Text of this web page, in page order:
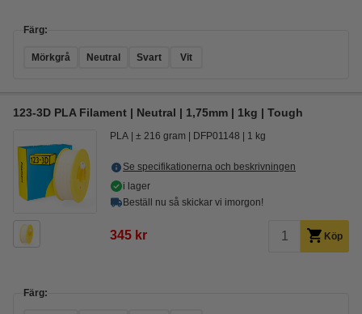
Färg:
Mörkgrå Neutral Svart Vit
123-3D PLA Filament | Neutral | 1,75mm | 1kg | Tough
PLA ± 216 gram DFP01148 1 kg
Se specifikationerna och beskrivningen
i lager
Beställ nu så skickar vi imorgon!
345 kr Köp
Färg: